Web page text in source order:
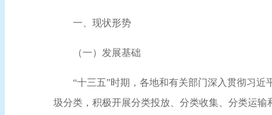
一、现状形势
（一）发展基础
“十三五”时期，各地和有关部门深入贯彻习
圾分类，积极开展分类投放、分类收集、分类运